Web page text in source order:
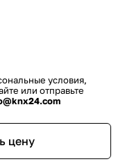
условия,
или отправьте
цену